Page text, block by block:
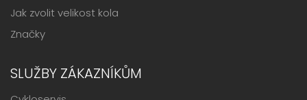
Jak zvolit velikost kola
Značky
SLUŽBY ZÁKAZNÍKŮM